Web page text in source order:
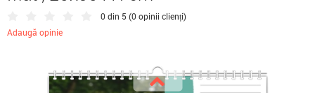
0 din 5 (0 opinii clienți)
Adaugă opinie